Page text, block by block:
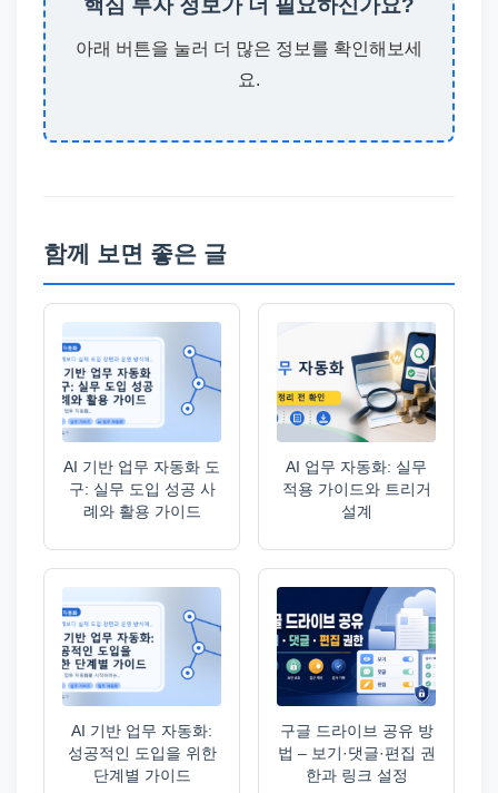
핵심 투자 정보가 더 필요하신가요?
아래 버튼을 눌러 더 많은 정보를 확인해보세
요.
함께 보면 좋은 글
AI 기반 업무 자동화 도
구: 실무 도입 성공 사
례와 활용 가이드
AI 업무 자동화: 실무
적용 가이드와 트리거
설계
AI 기반 업무 자동화:
성공적인 도입을 위한
단계별 가이드
구글 드라이브 공유 방
법 – 보기·댓글·편집 권
한과 링크 설정